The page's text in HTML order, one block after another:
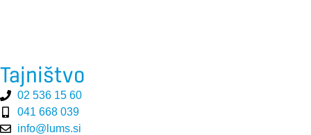
Tajništvo
02 536 15 60
041 668 039
info@lums.si